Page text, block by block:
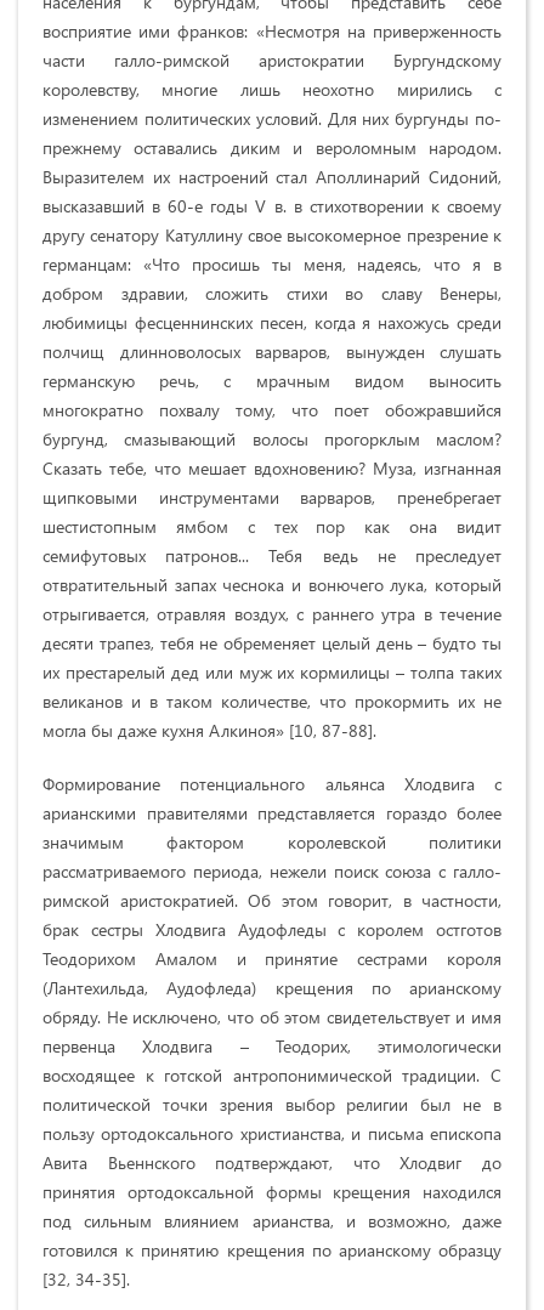
восприятие ими франков: «Несмотря на приверженность
части галло-римской аристократии Бургундскому
королевству, многие лишь неохотно мирились с
изменением политических условий. Для них бургунды по-
прежнему оставались диким и вероломным народом.
Выразителем их настроений стал Аполлинарий Сидоний,
высказавший в 60-е годы V в. в стихотворении к своему
другу сенатору Катуллину свое высокомерное презрение к
германцам: «Что просишь ты меня, надеясь, что я в
добром здравии, сложить стихи во славу Венеры,
любимицы фесценнинских песен, когда я нахожусь среди
полчищ длинноволосых варваров, вынужден слушать
германскую речь, с мрачным видом выносить
многократно похвалу тому, что поет обожравшийся
бургунд, смазывающий волосы прогорклым маслом?
Сказать тебе, что мешает вдохновению? Муза, изгнанная
щипковыми инструментами варваров, пренебрегает
шестистопным ямбом с тех пор как она видит
семифутовых патронов... Тебя ведь не преследует
отвратительный запах чеснока и вонючего лука, который
отрыгивается, отравляя воздух, с раннего утра в течение
десяти трапез, тебя не обременяет целый день – будто ты
их престарелый дед или муж их кормилицы – толпа таких
великанов и в таком количестве, что прокормить их не
могла бы даже кухня Алкиноя» [10, 87-88].
Формирование потенциального альянса Хлодвига с
арианскими правителями представляется гораздо более
значимым фактором королевской политики
рассматриваемого периода, нежели поиск союза с галло-
римской аристократией. Об этом говорит, в частности,
брак сестры Хлодвига Аудофледы с королем остготов
Теодорихом Амалом и принятие сестрами короля
(Лантехильда, Аудофледа) крещения по арианскому
обряду. Не исключено, что об этом свидетельствует и имя
первенца Хлодвига – Теодорих, этимологически
восходящее к готской антропонимической традиции. С
политической точки зрения выбор религии был не в
пользу ортодоксального христианства, и письма епископа
Авита Вьеннского подтверждают, что Хлодвиг до
принятия ортодоксальной формы крещения находился
под сильным влиянием арианства, и возможно, даже
готовился к принятию крещения по арианскому образцу
[32, 34-35].